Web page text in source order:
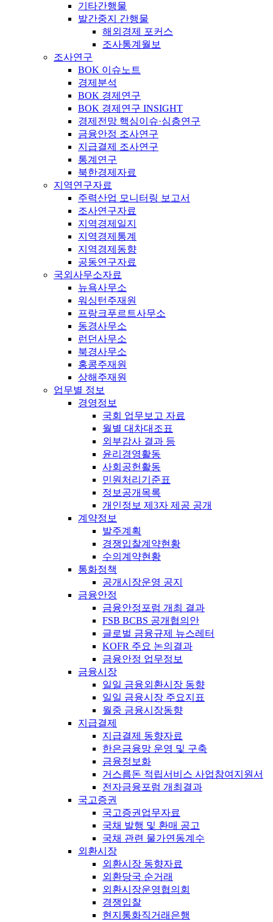
기타간행물
발간중지 간행물
해외경제 포커스
조사통계월보
조사연구
BOK 이슈노트
경제분석
BOK 경제연구
BOK 경제연구 INSIGHT
경제전망 핵심이슈·심층연구
금융안정 조사연구
지급결제 조사연구
통계연구
북한경제자료
지역연구자료
주력산업 모니터링 보고서
조사연구자료
지역경제일지
지역경제통계
지역경제동향
공동연구자료
국외사무소자료
뉴욕사무소
워싱턴주재원
프랑크푸르트사무소
동경사무소
런던사무소
북경사무소
홍콩주재원
상해주재원
업무별 정보
경영정보
국회 업무보고 자료
월별 대차대조표
외부감사 결과 등
윤리경영활동
사회공헌활동
민원처리기준표
정보공개목록
개인정보 제3자 제공 공개
계약정보
발주계획
경쟁입찰계약현황
수의계약현황
통화정책
공개시장운영 공지
금융안정
금융안정포럼 개최 결과
FSB BCBS 공개협의안
글로벌 금융규제 뉴스레터
KOFR 주요 논의결과
금융안정 업무정보
금융시장
일일 금융외환시장 동향
일일 금융시장 주요지표
월중 금융시장동향
지급결제
지급결제 동향자료
한은금융망 운영 및 구축
금융정보화
거스름돈 적립서비스 사업참여지원서
전자금융포럼 개최결과
국고증권
국고증권업무자료
국채 발행 및 환매 공고
국채 관련 물가연동계수
외환시장
외환시장 동향자료
외환당국 순거래
외환시장운영협의회
경쟁입찰
현지통화직거래은행